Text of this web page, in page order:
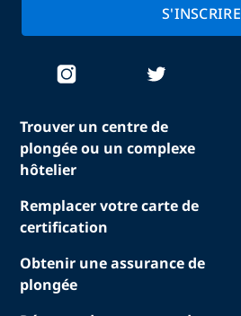
Trouver un centre de
plongée ou un complexe
hôtelier
Remplacer votre carte de
certification
Obtenir une assurance de
plongée
S'INSCRIRE